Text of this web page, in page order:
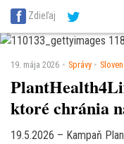
SITA Energetika
SITA Potravinárstvo
Zdieľaj
19. mája 2026 Správy
ktoré chránia
19.5.2026 – Kampaň